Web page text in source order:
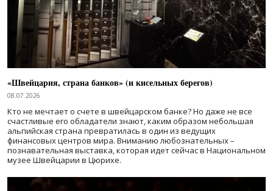
«Швейцария, страна банков» (и кисельных берегов)
08.07.2026
Кто не мечтает о счете в швейцарском банке? Но даже не все
счастливые его обладатели знают, каким образом небольшая
альпийская страна превратилась в один из ведущих
финансовых центров мира. Вниманию любознательных –
познавательная выставка, которая идет сейчас в Национальном
музее Швейцарии в Цюрихе.